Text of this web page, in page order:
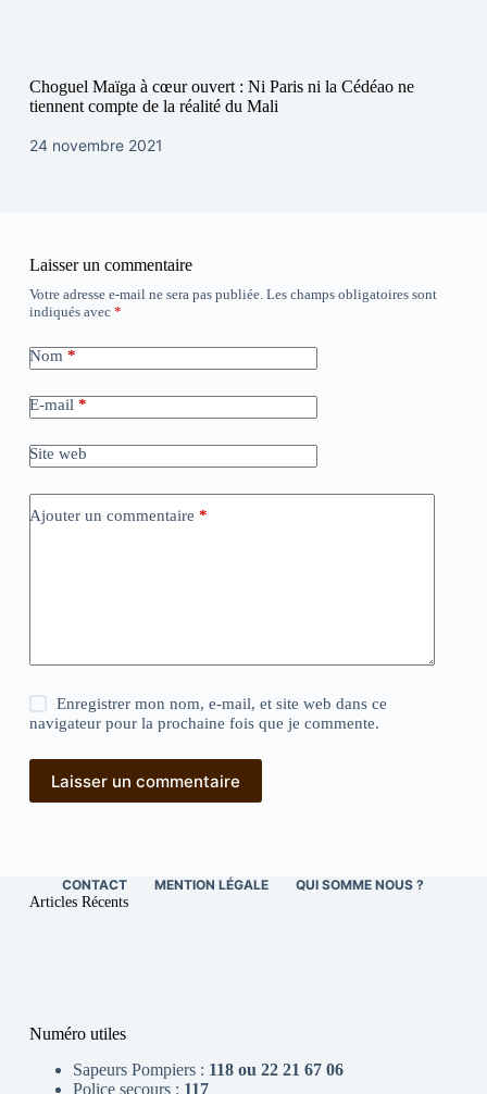
Choguel Maïga à cœur ouvert : Ni Paris ni la Cédéao ne
tiennent compte de la réalité du Mali
24 novembre 2021
Laisser un commentaire
Votre adresse e-mail ne sera pas publiée. Les champs obligatoires sont
indiqués avec *
Nom *
E-mail *
Site web
Ajouter un commentaire *
Enregistrer mon nom, e-mail, et site web dans ce
navigateur pour la prochaine fois que je commente.
Laisser un commentaire
CONTACT MENTION LÉGALE QUI SOMME NOUS ?
Articles Récents
Numéro utiles
Sapeurs Pompiers : 118 ou 22 21 67 06
Police secours : 117